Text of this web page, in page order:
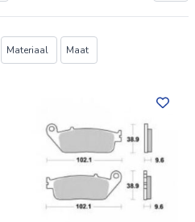
Materiaal Maat